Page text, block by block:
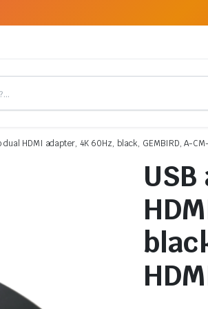
dual HDMI adapter, 4K 60Hz, black, GEMBIRD, A-